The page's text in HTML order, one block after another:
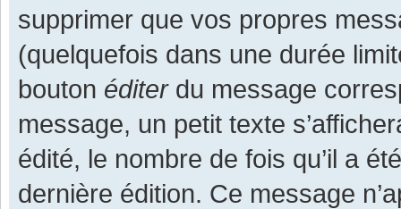
supprimer que vos propres
(quelquefois dans une durée
bouton éditerdu message
message, un petit texte
édité, le nombre de fois qu’il a
dernière édition. Ce message